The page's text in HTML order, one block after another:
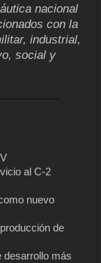
nacional
con la
industrial,
social y
al C-2
nuevo
de
desarrollo más